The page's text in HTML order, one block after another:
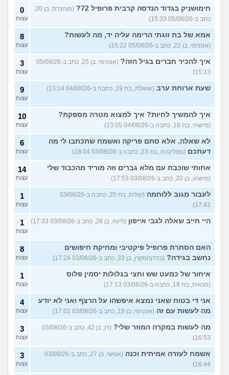
בטיילת או מועדון?
(רואי, בן
26)
8
עצות
לוקח אותי לדייטים גרועים
האם להמשיך?
(נטע, בת 21)
17
עצות
עוד שאלות חדשות במדור
חימושניק בגדוד הנדסה קרבית פרופיל 72?
כתב ב-05/08/26 15:33)
0
עצות
אמא של בת זוגתי הרימה עליה יד, מה לעשות?
(אנונימי, בן 22, כתב ב-05/08/26 15:22)
8
עצות
איך להכיר חברים בגיל הזה?
(אנונימי, בן 25, כתב ב-05/08/26
15:13)
3
עצות
שעת ארוחת ערב (שואלת, בת 19, כתבה ב-04/08/26 13:14) 9
עצות
איך להמשיך לחיות? איך למצוא מטרה מספקת?
(מישהי, בת 16, כתבה ב-04/08/26 13:05)
10
עצות
לא שאלה, אלא סתם פריקה ואשמח שתכתבו לי מה
דעתכם (נפוליטנה, בת 23, כתבה ב-03/08/26 18:04)
6
עצות
אחותי שוכבת עם מלא גברים וזה מוריד מהכבוד שלי
(מישהו, בן 20, כתב ב-03/08/26 17:53)
14
עצות
לעבור מגוב ללוחמה
(קולית, בת 20, כתבה ב-03/08/26
17:42)
1
עצות
היי חייב שאלה לגבי אייפון (ליעוז, בן 28, כתב ב-03/08/26 17:33) 1
עצות
האם הסתרת פרופיל פיקטיבי ומחיקת חיפושים
נחשב בגידה? (בדרןהסקרן, בן 33, כתב ב-03/08/26 17:24)
8
עצות
איחור של כמעט שש וחצי בגלולות יסמין פלוס
(סנאית, בת 18, כתבה ב-03/08/26 17:13)
1
עצות
אני די בטוח שאני נמצא איפשהו על הרצף ואני לא יודע
מה לעשות עם זה (אנונימי, בן 18, כתב ב-03/08/26 17:02)
4
עצות
מה לעשות במקרה המוזר שלי?
(דן, בן 42, כתב ב-03/08/26
16:53)
3
עצות
אשמח לעזרה אמיתית וכנה
(אנושי, בן 27, כתב ב-03/08/26
16:44)
3
עצות